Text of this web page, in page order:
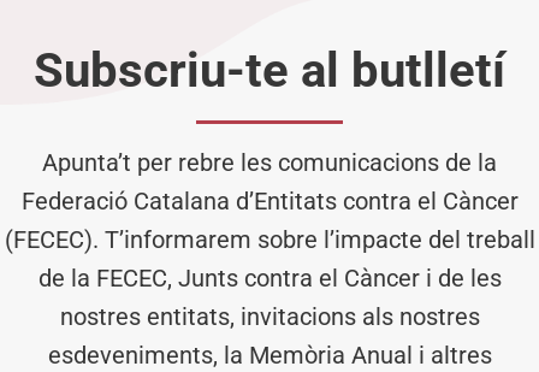
Subscriu-te al butlletí
Apunta’t per rebre les comunicacions de la
Federació Catalana d’Entitats contra el Càncer
(FECEC). T’informarem sobre l’impacte del treball
de la FECEC, Junts contra el Càncer i de les
nostres entitats, invitacions als nostres
esdeveniments, la Memòria Anual i altres